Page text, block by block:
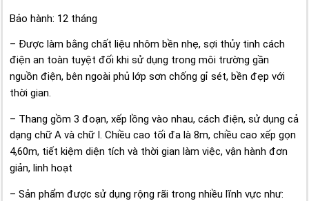
Bảo hành: 12 tháng
– Được làm bằng chất liệu nhôm bền nhẹ, sợi thủy tinh cách
điện an toàn tuyệt đối khi sử dụng trong môi trường gần
nguồn điện, bên ngoài phủ lớp sơn chống gỉ sét, bền đẹp với
thời gian.
– Thang gồm 3 đoạn, xếp lồng vào nhau, cách điện, sử dụng cả
dạng chữ A và chữ I. Chiều cao tối đa là 8m, chiều cao xếp gọn
4,60m, tiết kiệm diện tích và thời gian làm việc, vận hành đơn
giản, linh hoạt
– Sản phẩm được sử dụng rộng rãi trong nhiều lĩnh vực như: